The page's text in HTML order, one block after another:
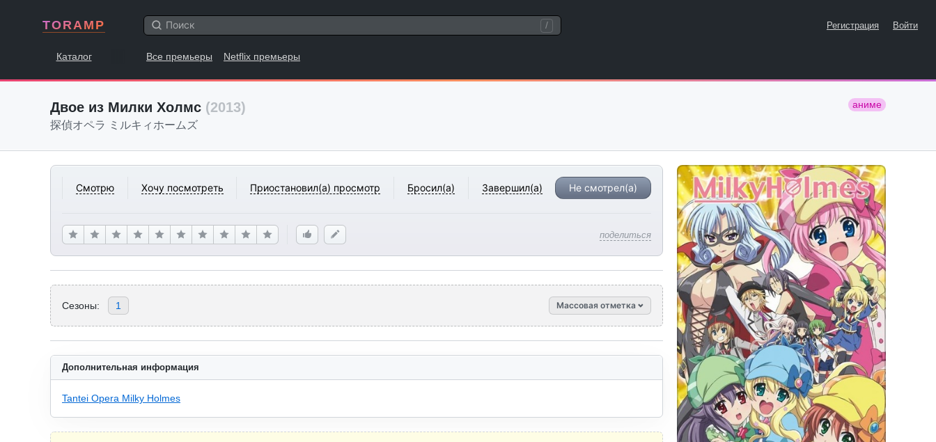
TORAMP / Регистрация Войти
Каталог Все премьеры Netflix премьеры
Двое из Милки Холмс (2013) аниме
探偵オペラ ミルキィホームズ
Смотрю Хочу посмотреть Приостановил(а) просмотр Бросил(а) Завершил(а) Не смотрел(а)
поделиться
Сезоны: 1 Массовая отметка
Дополнительная информация
Tantei Opera Milky Holmes